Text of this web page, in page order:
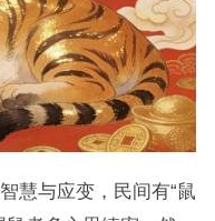
慧与应变，民间有“鼠